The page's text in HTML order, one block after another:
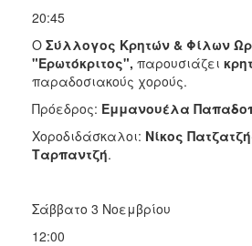
20:45
Ο Σύλλογος Κρητών & Φίλων
"Ερωτόκριτος", παρουσιάζει
παραδοσιακούς χορούς.
Πρόεδρος: Εμμανουέλα
Χοροδιδάσκαλοι: Νίκος
Ταρπαντζή.
Σάββατο 3 Νοεμβρίου
12:00